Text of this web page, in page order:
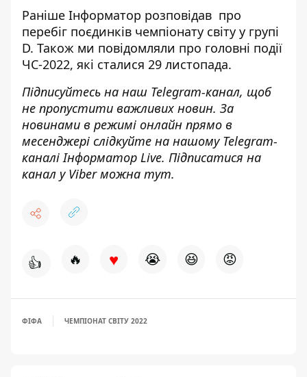
Раніше Інформатор розповідав про
перебіг поєдинків чемпіонату світу у групі
D. Також ми повідомляли про головні події
ЧС-2022, які сталися 29 листопада.
Підписуйтесь на наш Telegram-канал, щоб
не пропустити важливих новин. За
новинами в режимі онлайн прямо в
месенджері слідкуйте на нашому Telegram-
каналіІнформатор Live. Підписатися на
канал у Viber можна тут.
👍 🔥 ♥ 😭 😆 😡
ФІФА ЧЕМПІОНАТ СВІТУ 2022